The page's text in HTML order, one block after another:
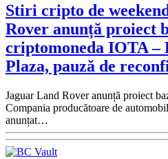
Stiri cripto de
Rover anunță proiect
criptomoneda IOTA –
Plaza, pauză de
Jaguar Land Rover anunță proiect
Compania producătoare de
anunțat…